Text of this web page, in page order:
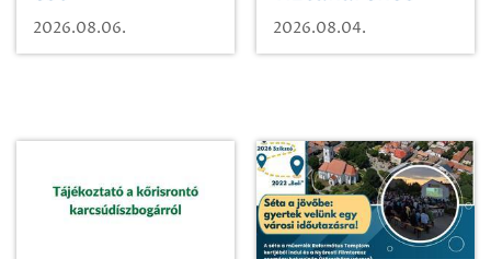
2026.08.06.
vízhasználatról
2026.08.04.